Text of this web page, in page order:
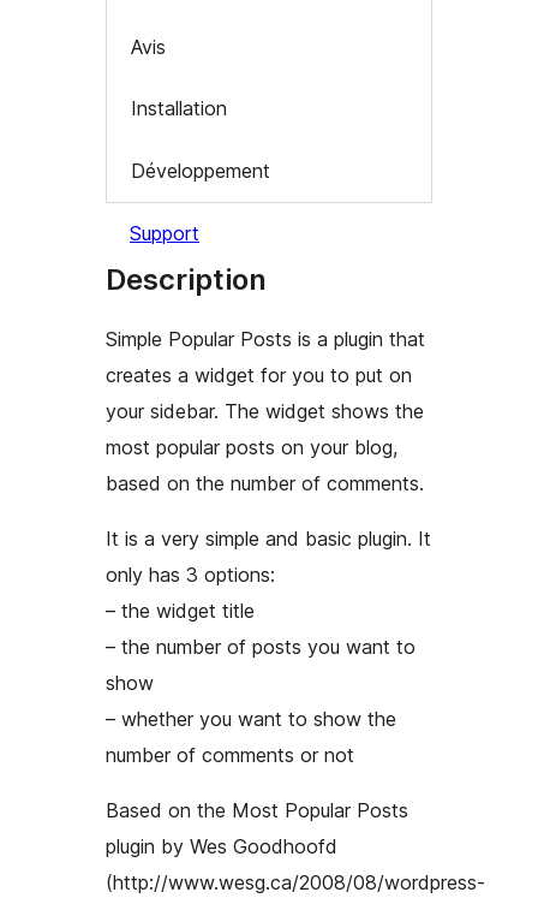
Avis
Installation
Développement
Support
Description
Simple Popular Posts is a plugin that
creates a widget for you to put on
your sidebar. The widget shows the
most popular posts on your blog,
based on the number of comments.
It is a very simple and basic plugin. It
only has 3 options:
– the widget title
– the number of posts you want to
show
– whether you want to show the
number of comments or not
Based on the Most Popular Posts
plugin by Wes Goodhoofd
(http://www.wesg.ca/2008/08/wordpress-